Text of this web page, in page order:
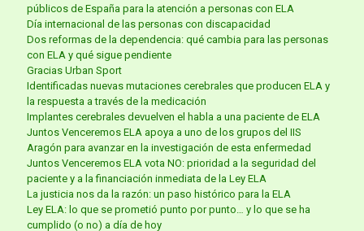
públicos de España para la atención a personas con ELA
Día internacional de las personas con discapacidad
Dos reformas de la dependencia: qué cambia para las personas
con ELA y qué sigue pendiente
Gracias Urban Sport
Identificadas nuevas mutaciones cerebrales que producen ELA y
la respuesta a través de la medicación
Implantes cerebrales devuelven el habla a una paciente de ELA
Juntos Venceremos ELA apoya a uno de los grupos del IIS
Aragón para avanzar en la investigación de esta enfermedad
Juntos Venceremos ELA vota NO: prioridad a la seguridad del
paciente y a la financiación inmediata de la Ley ELA
La justicia nos da la razón: un paso histórico para la ELA
Ley ELA: lo que se prometió punto por punto… y lo que se ha
cumplido (o no) a día de hoy